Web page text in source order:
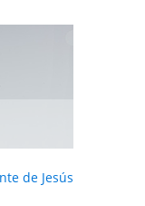
de Jesús